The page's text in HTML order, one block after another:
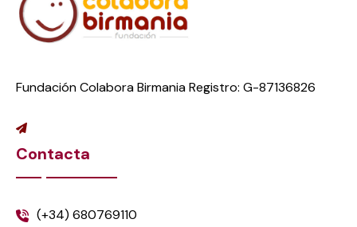
Fundación Colabora Birmania Registro: G-87136826
Contacta
(+34) 680769110